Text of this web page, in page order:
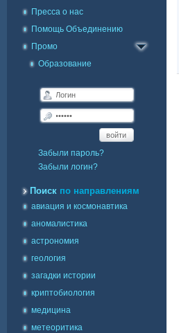
Пресса о нас
Помощь Объединению
Промо
Образование
войти
Забыли пароль?
Забыли логин?
Поиск по направлениям
авиация и космонавтика
аномалистика
астрономия
геология
загадки истории
криптобиология
медицина
метеоритика